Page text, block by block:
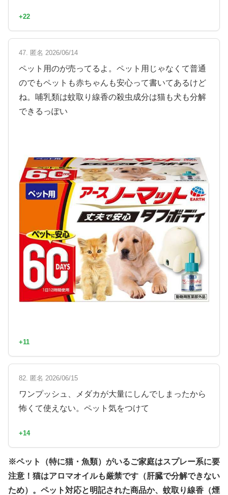
+22
47. 匿名 2026/06/14
ペット用のが売ってるよ。ペット用じゃなくて普通
のでもペットも赤ちゃんも安心って書いてあるけど
ね。哺乳類は蚊取り線香の殺虫成分は猫も犬も分解
できるっぽい
+11
82. 匿名 2026/06/15
ワンプッシュ、メダカが大量にしんでしまったから
怖くて使えない。ペット気をつけて
+14
※ペット（特に猫・魚類）がいるご家庭はスプレー系に要
注意！猫はアロマオイルも厳禁です（肝臓で分解できない
ため）。ペット対応と明記された商品か、蚊取り線香（煙